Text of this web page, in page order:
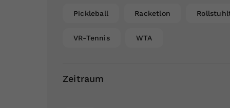
Pickleball Racketlon
VR-Tennis WTA
Zeitraum